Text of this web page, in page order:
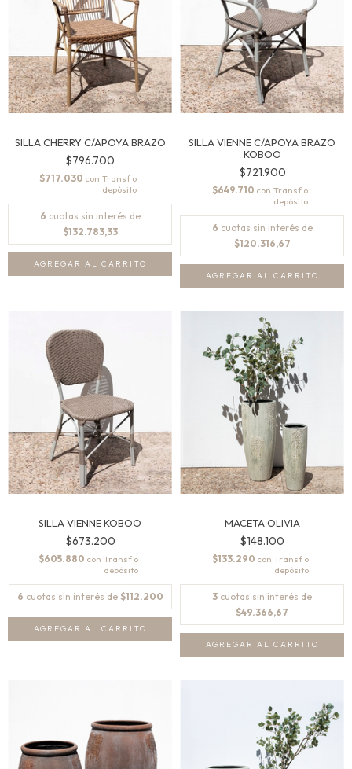
SILLA CHERRY C/APOYA BRAZO
$796.700
$717.030 con
6 cuotas sin interés de
$132.783,33
SILLA VIENNE C/APOYA BRAZO
KOBOO
$721.900
$649.710 con
6 cuotas sin interés de
$120.316,67
SILLA VIENNE KOBOO
$673.200
$605.880 con
6 cuotas sin interés de $112.200
MACETA OLIVIA
$148.100
$133.290 con
3 cuotas sin interés de
$49.366,67
AGREGAR AL CARRITO